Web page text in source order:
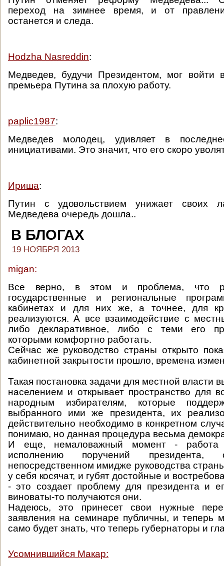
переход на зимнее время, и от
останется и следа.
Hodzha Nasreddin:
Медведев, будучи Президентом, мог войти
премьера Путина за плохую работу.
paplic1987:
Медведев молодец, удивляет в
инициативами. Это значит, что его скоро
Ириша:
Путин с удовольствием унижает своих
Медведева очередь дошла..
В БЛОГАХ
19 НОЯБРЯ 2013
migan:
Все верно, в этом и проблема, что
государственные и региональные
кабинетах и для них же, а точнее, для
реализуются. А все взаимодействие с
либо декларативное, либо с теми его
которыми комфортно работать.
Сейчас же руководство страны открыто
кабинетной закрытости прошло, времена
Такая постановка задачи для местной власти
населением и открывает пространство для
народным избирателям, которые
выбранного ими же президента, их
действительно необходимо в конкретном
понимаю, но данная процедура весьма
И еще, немаловажный момент - работа
исполнению поручений президента,
непосредственном имидже руководства
у себя косячат, и губят достойные и
- это создает проблему для президента и
виноваты-то получаются они.
Надеюсь, это принесет свои нужные
заявления на семинаре публичны, и теперь
само будет знать, что теперь губернаторы и
Усомнившийся Макар: